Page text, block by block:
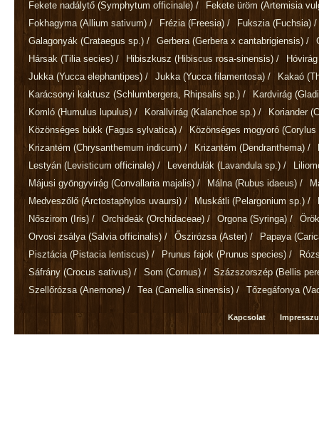
Fekete nadálytő (Symphytum officinale) / Fekete üröm (Artemisia
Fokhagyma (Allium sativum) / Frézia (Freesia) / Fukszia (Fuchsia) /
Galagonyák (Crataegus sp.) / Gerbera (Gerbera x cantabrigiensis) /
Hársak (Tilia secies) / Hibiszkusz (Hibiscus rosa-sinensis) /
Jukka (Yucca elephantipes) / Jukka (Yucca filamentosa) / Kakaó
Karácsonyi kaktusz (Schlumbergera, Rhipsalis sp.) / Kardvirág
Komló (Humulus lupulus) / Korallvirág (Kalanchoe sp.) / Koriander
Közönséges bükk (Fagus sylvatica) / Közönséges mogyoró (Corylus
Krizantém (Chrysanthemum indicum) / Krizantém (Dendranthema) /
Lestyán (Levisticum officinale) / Levendulák (Lavandula sp.) /
Májusi gyöngyvirág (Convallaria majalis) / Málna (Rubus idaeus) /
Medveszőlő(Arctostaphylos uvaursi) / Muskátli (Pelargonium sp.) /
Nőszirom (Iris) / Orchideák (Orchidaceae) / Orgona (Syringa) /
Orvosi zsálya (Salvia officinalis) / Őszirózsa (Aster) / Papaya
Pisztácia (Pistacia lentiscus) / Prunus fajok (Prunus species) /
Sáfrány (Crocus sativus) / Som (Cornus) / Százszorszép (Bellis
Szellőrózsa (Anemone) / Tea (Camellia sinensis) / Tőzegáfonya
Kapcsolat